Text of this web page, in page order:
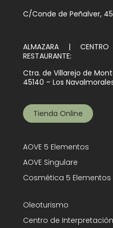
C/Conde de Peñalver,
ALMAZARA |
RESTAURANTE:
Ctra. de Villarejo de
45140 – Los
Tienda Online
AOVE 5 Elementos
AOVE Singulare
Cosmética 5 Elementos
Oleoturismo
Centro de